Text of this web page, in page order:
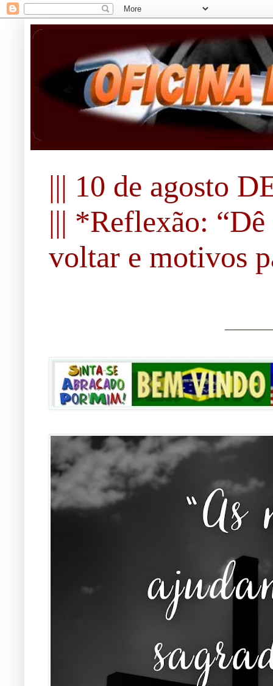
||| 10 de agosto
||| *Reflexão: “Dê
voltar e motivos